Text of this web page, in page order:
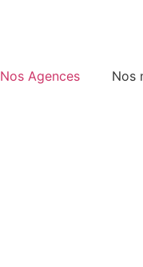
Nos Agences Nos